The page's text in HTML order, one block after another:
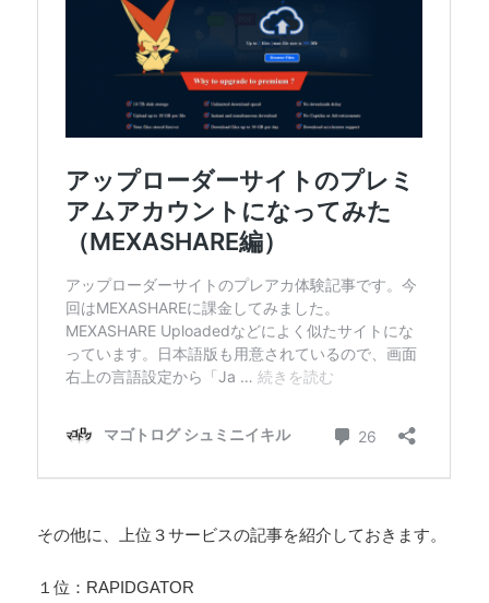
その他に、上位３サービスの記事を紹介しておきます。
１位：RAPIDGATOR